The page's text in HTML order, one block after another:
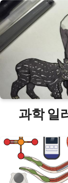
과학 일